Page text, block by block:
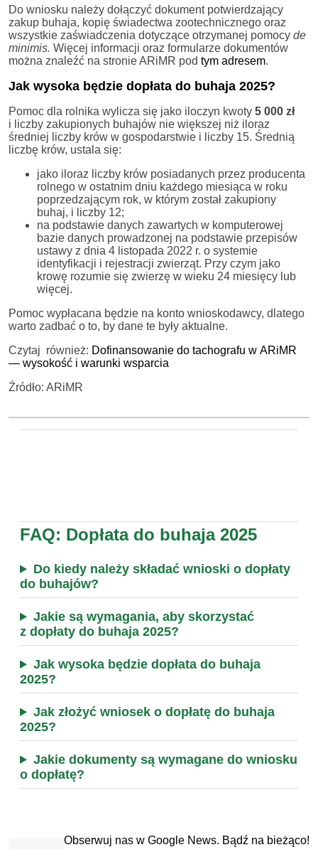
Do wniosku należy dołączyć dokument potwierdzający
zakup buhaja, kopię świadectwa zootechnicznego oraz
wszystkie zaświadczenia dotyczące otrzymanej pomocy de
minimis. Więcej informacji oraz formularze dokumentów
można znaleźć na stronie ARiMR pod tym adresem.
Jak wysoka będzie dopłata do buhaja 2025?
Pomoc dla rolnika wylicza się jako iloczyn kwoty 5 000 zł
i liczby zakupionych buhajów nie większej niż iloraz
średniej liczby krów w gospodarstwie i liczby 15. Średnią
liczbę krów, ustala się:
jako iloraz liczby krów posiadanych przez producenta
rolnego w ostatnim dniu każdego miesiąca w roku
poprzedzającym rok, w którym został zakupiony
buhaj, i liczby 12;
na podstawie danych zawartych w komputerowej
bazie danych prowadzonej na podstawie przepisów
ustawy z dnia 4 listopada 2022 r. o systemie
identyfikacji i rejestracji zwierząt. Przy czym jako
krowę rozumie się zwierzę w wieku 24 miesięcy lub
więcej.
Pomoc wypłacana będzie na konto wnioskodawcy, dlatego
warto zadbać o to, by dane te były aktualne.
Czytaj również: Dofinansowanie do tachografu w ARiMR
— wysokość i warunki wsparcia
Źródło: ARiMR
FAQ: Dopłata do buhaja 2025
Do kiedy należy składać wnioski o dopłaty
do buhajów?
Jakie są wymagania, aby skorzystać
z dopłaty do buhaja 2025?
Jak wysoka będzie dopłata do buhaja
2025?
Jak złożyć wniosek o dopłatę do buhaja
2025?
Jakie dokumenty są wymagane do wniosku
o dopłatę?
Obserwuj nas w Google News. Bądź na bieżąco!